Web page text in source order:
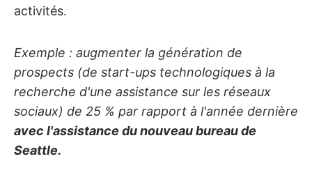
activités.
Exemple : augmenter la génération de
prospects (de start-ups technologiques à la
recherche d'une assistance sur les réseaux
sociaux) de 25 % par rapport à l'année dernière
avec l'assistance du nouveau bureau de
Seattle.